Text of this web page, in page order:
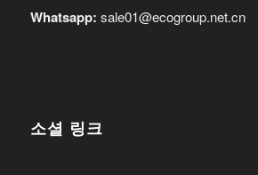
Whatsapp: sale01@ecogroup.net.cn
소셜 링크